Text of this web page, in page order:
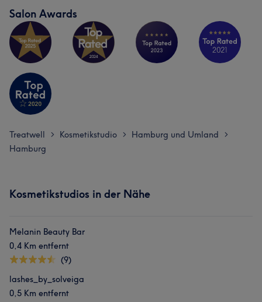
Salon Awards
Treatwell > Kosmetikstudio > Hamburg und Umland >
Hamburg
Kosmetikstudios in der Nähe
Melanin Beauty Bar
0,4 Km entfernt
(9)
lashes_by_solveiga
0,5 Km entfernt